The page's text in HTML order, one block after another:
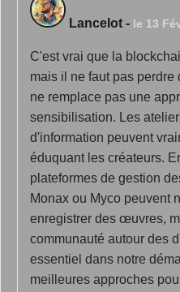
Lancelot - le 13
C'est vrai que la
mais il ne faut pas
ne remplace pas une
sensibilisation. Les
d'information peuvent
éduquant les créateurs.
plateformes de gestion
Monax ou Myco peuvent
enregistrer des œuvres,
communauté autour des
essentiel dans notre
meilleures approches